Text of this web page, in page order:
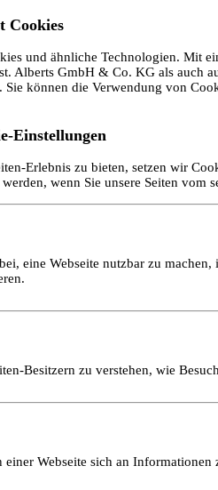
Cookies
und ähnliche Technologien. Mit
Alberts GmbH & Co. KG als auch
. Sie können die Verwendung von
Einstellungen
Erlebnis zu bieten, setzen wir
wenn Sie unsere Seiten
eine Webseite nutzbar zu
Besitzern zu verstehen, wie
Webseite sich an